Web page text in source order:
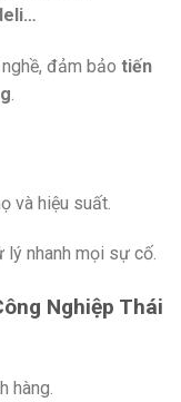
đảm bảo tiến
và hiệu suất.
nhanh mọi sự cố.
Nghiệp Thái
hàng.